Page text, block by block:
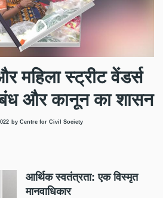
महिला स्ट्रीट वेंडर्स
और कानून का शासन
by Centre for Civil Society
आर्थिक स्वतंत्रता: एक विस्मृत
मानवाधिकार